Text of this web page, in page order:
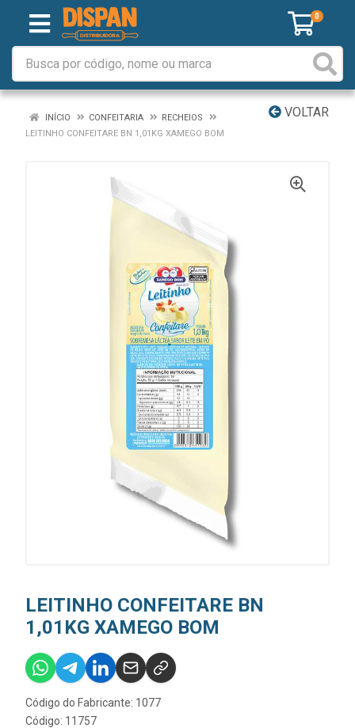
0
VOLTAR
INÍCIO CONFEITARIA
RECHEIOS
LEITINHO CONFEITARE BN 1,01KG XAMEGO BOM
LEITINHO CONFEITARE BN
1,01KG XAMEGO BOM
Código do Fabricante: 1077
Código: 11757